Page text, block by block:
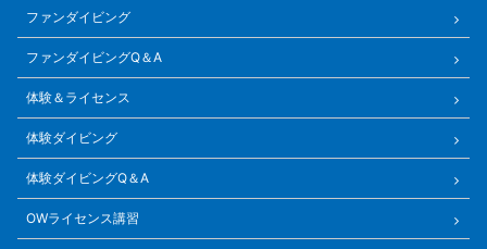
ファンダイビング
ファンダイビングQ＆A
体験＆ライセンス
体験ダイビング
体験ダイビングQ＆A
OWライセンス講習